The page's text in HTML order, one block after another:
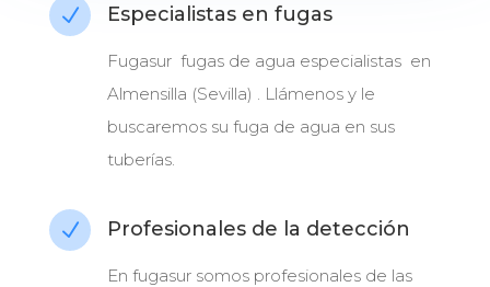
N Especialistas en fugas
Fugasur fugas de agua especialistas en
Almensilla (Sevilla) . Llámenos y le
buscaremos su fuga de agua en sus
tuberías.
N Profesionales de la detección
En fugasur somos profesionales de las